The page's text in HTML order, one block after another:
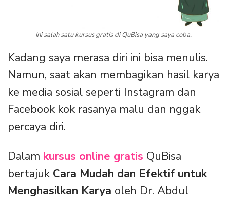
Ini salah satu kursus gratis di QuBisa yang saya coba.
Kadang saya merasa diri ini bisa menulis.
Namun, saat akan membagikan hasil karya
ke media sosial seperti Instagram dan
Facebook kok rasanya malu dan nggak
percaya diri.
Dalam kursus online gratis QuBisa
bertajuk Cara Mudah dan Efektif untuk
Menghasilkan Karya oleh Dr. Abdul